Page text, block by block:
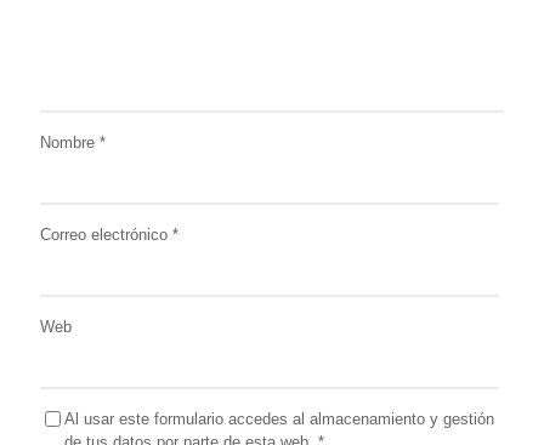
Nombre *
Correo electrónico *
Web
Al usar este formulario accedes al almacenamiento y gestión